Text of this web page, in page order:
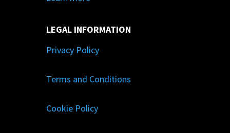
LEGAL INFORMATION
Privacy Policy
Terms and Conditions
Cookie Policy